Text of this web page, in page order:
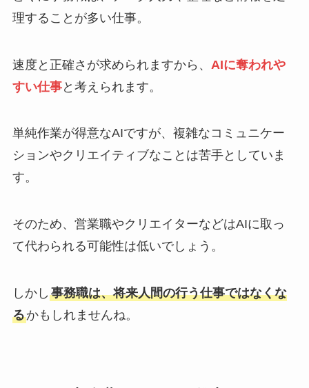
理することが多い仕事。
速度と正確さが求められますから、 AIに奪われや
すい仕事と考えられます。
単純作業が得意なAIですが、複雑なコミュニケー
ションやクリエイティブなことは苦手としていま
す。
そのため、営業職やクリエイターなどはAIに取っ
て代わられる可能性は低いでしょう。
しかし 事務職は、将来人間の行う仕事ではなくな
るかもしれませんね。